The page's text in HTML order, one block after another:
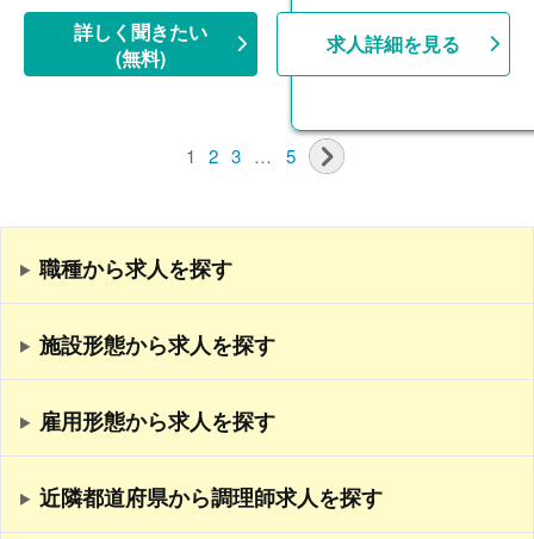
【昇給】あり（1月あたり5,000円-30,000円）※前年度実
績
詳しく聞きたい
(無料)
求人詳細を見る
1 2 3 … 5
職種から求人を探す
施設形態から求人を探す
雇用形態から求人を探す
近隣都道府県から調理師求人を探す